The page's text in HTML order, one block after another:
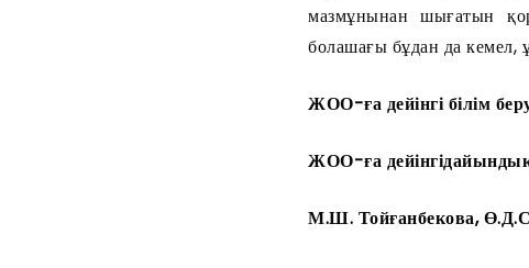
мазмұнынан шығатын
болашағы бұдан да кемел,
ЖОО-ға дейінгі білім
ЖОО-ға
М.Ш. Тойғанбекова,